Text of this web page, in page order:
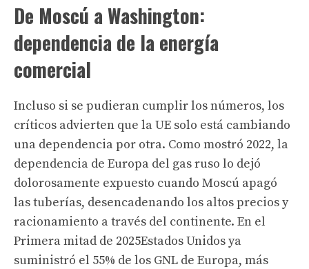
De Moscú a Washington:
dependencia de la energía
comercial
Incluso si se pudieran cumplir los números, los
críticos advierten que la UE solo está cambiando
una dependencia por otra. Como mostró 2022, la
dependencia de Europa del gas ruso lo dejó
dolorosamente expuesto cuando Moscú apagó
las tuberías, desencadenando los altos precios y
racionamiento a través del continente. En el
Primera mitad de 2025Estados Unidos ya
suministró el 55% de los GNL de Europa, más